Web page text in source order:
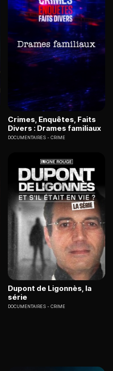
Crimes, Enquêtes, Faits
Divers : Drames familiaux
DOCUMENTAIRES CRIME
Dupont de Ligonnès, la
série
DOCUMENTAIRES CRIME